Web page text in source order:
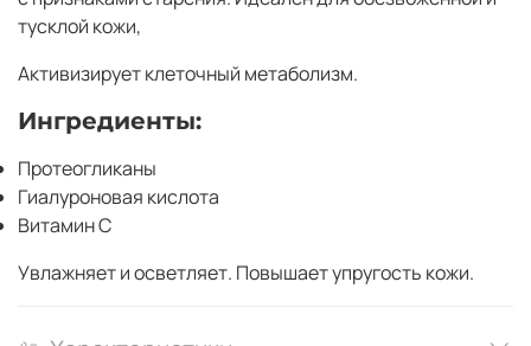
тусклой кожи,
Активизирует клеточный метаболизм.
Ингредиенты:
Протеогликаны
Гиалуроновая кислота
Витамин С
Увлажняет и осветляет. Повышает упругость кожи.